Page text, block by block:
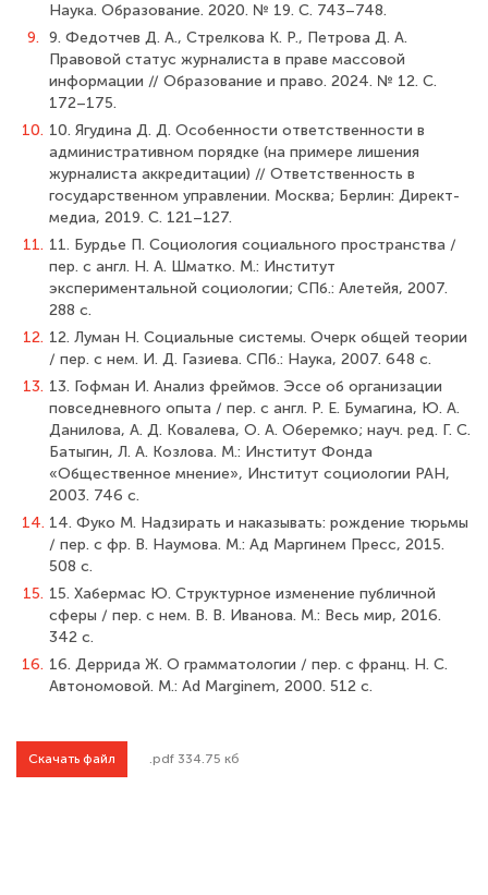
Наука. Образование. 2020. № 19. С. 743–748.
9. 9. Федотчев Д. А., Стрелкова К. Р., Петрова Д. А.
Правовой статус журналиста в праве массовой
информации // Образование и право. 2024. № 12. С.
172–175.
10. 10. Ягудина Д. Д. Особенности ответственности в
административном порядке (на примере лишения
журналиста аккредитации) // Ответственность в
государственном управлении. Москва; Берлин: Директ-
медиа, 2019. С. 121–127.
11. 11. Бурдье П. Социология социального пространства /
пер. с англ. Н. А. Шматко. М.: Институт
экспериментальной социологии; СПб.: Алетейя, 2007.
288 с.
12. 12. Луман Н. Социальные системы. Очерк общей теории
/ пер. с нем. И. Д. Газиева. СПб.: Наука, 2007. 648 с.
13. 13. Гофман И. Анализ фреймов. Эссе об организации
повседневного опыта / пер. с англ. Р. Е. Бумагина, Ю. А.
Данилова, А. Д. Ковалева, О. А. Оберемко; науч. ред. Г. С.
Батыгин, Л. А. Козлова. М.: Институт Фонда
«Общественное мнение», Институт социологии РАН,
2003. 746 с.
14. 14. Фуко М. Надзирать и наказывать: рождение тюрьмы
/ пер. с фр. В. Наумова. М.: Ад Маргинем Пресс, 2015.
508 с.
15. 15. Хабермас Ю. Структурное изменение публичной
сферы / пер. с нем. В. В. Иванова. М.: Весь мир, 2016.
342 с.
16. 16. Деррида Ж. О грамматологии / пер. с франц. Н. С.
Автономовой. М.: Ad Marginem, 2000. 512 с.
Скачать файл .pdf 334.75 кб